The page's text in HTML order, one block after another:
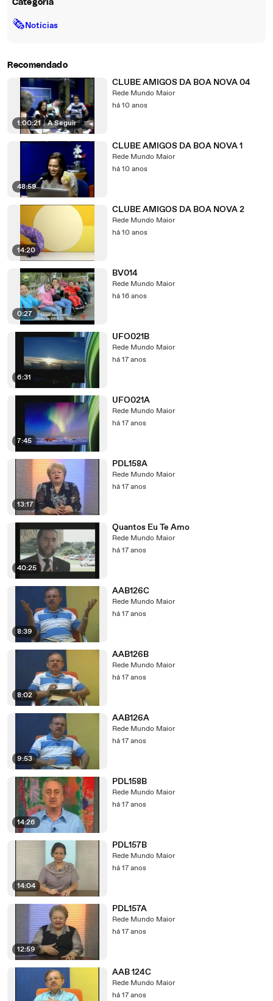
Categoria
🗞Notícias
Recomendado
1:00:21 | A Seguir
CLUBE AMIGOS DA BOA NOVA 04
Rede Mundo Maior
há 10 anos
48:59
CLUBE AMIGOS DA BOA NOVA 1
Rede Mundo Maior
há 10 anos
14:20
CLUBE AMIGOS DA BOA NOVA 2
Rede Mundo Maior
há 10 anos
0:27
BV014
Rede Mundo Maior
há 16 anos
6:31
UFO021B
Rede Mundo Maior
há 17 anos
7:45
UFO021A
Rede Mundo Maior
há 17 anos
13:17
PDL158A
Rede Mundo Maior
há 17 anos
40:25
Quantos Eu Te Amo
Rede Mundo Maior
há 17 anos
8:39
AAB126C
Rede Mundo Maior
há 17 anos
8:02
AAB126B
Rede Mundo Maior
há 17 anos
9:53
AAB126A
Rede Mundo Maior
há 17 anos
14:26
PDL158B
Rede Mundo Maior
há 17 anos
14:04
PDL157B
Rede Mundo Maior
há 17 anos
12:59
PDL157A
Rede Mundo Maior
há 17 anos
AAB 124C
Rede Mundo Maior
há 17 anos